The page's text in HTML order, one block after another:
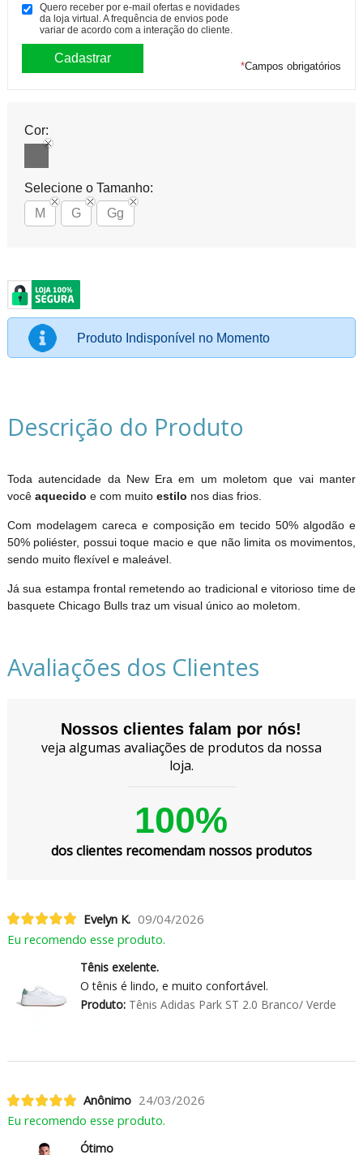
Quero receber por e-mail ofertas e novidades
da loja virtual. A frequência de envios pode
variar de acordo com a interação do cliente.
*Campos obrigatórios
Cor:
Selecione o Tamanho:
M
G Gg
Produto Indisponível no Momento
Descrição do Produto
Toda autencidade da New Era em um moletom que vai manter
você aquecido e com muito estilo nos dias frios.
Com modelagem careca e composição em tecido 50% algodão e
50% poliéster, possui toque macio e que não limita os movimentos,
sendo muito flexível e maleável.
Já sua estampa frontal remetendo ao tradicional e vitorioso time de
basquete Chicago Bulls traz um visual único ao moletom.
Avaliações dos Clientes
Nossos clientes falam por nós!
veja algumas avaliações de produtos da nossa
loja.
100%
dos clientes recomendam nossos produtos
Evelyn K. 09/04/2026
Eu recomendo esse produto.
Tênis exelente.
O tênis é lindo, e muito confortável.
Produto:Tênis Adidas Park ST 2.0 Branco/ Verde
Anônimo 24/03/2026
Eu recomendo esse produto.
Ótimo